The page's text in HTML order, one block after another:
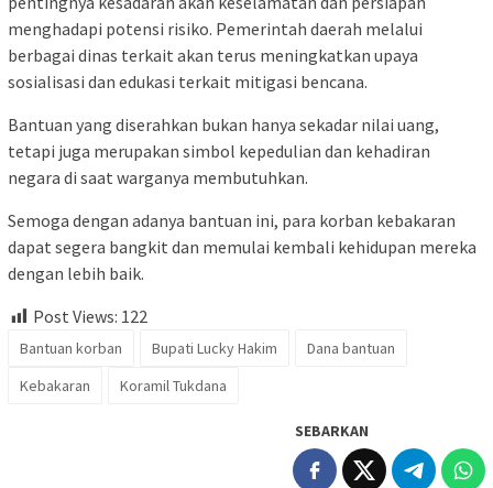
menghadapi potensi risiko. Pemerintah daerah melalui
berbagai dinas terkait akan terus meningkatkan upaya
sosialisasi dan edukasi terkait mitigasi bencana.
Bantuan yang diserahkan bukan hanya sekadar nilai uang,
tetapi juga merupakan simbol kepedulian dan kehadiran
negara di saat warganya membutuhkan.
Semoga dengan adanya bantuan ini, para korban kebakaran
dapat segera bangkit dan memulai kembali kehidupan mereka
dengan lebih baik.
Post Views: 122
Bantuan korban Bupati Lucky Hakim
Dana bantuan
Kebakaran
Koramil Tukdana
SEBARKAN